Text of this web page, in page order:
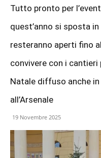
Tutto pronto per
quest’anno si sposta
resteranno aperti fino
convivere con i cantieri
Natale diffuso anche
all’Arsenale
19 Novembre 2025